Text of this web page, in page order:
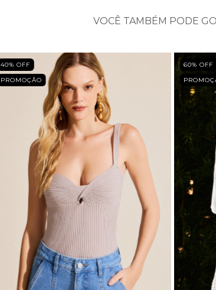
VOCÊ TAMBÉM PODE
40% OFF
PROMOÇÃO
60% OFF